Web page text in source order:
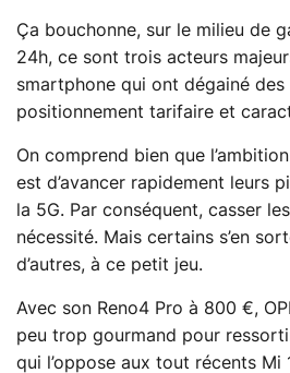
Ça bouchonne, sur le milieu de
24h, ce sont trois acteurs
smartphone qui ont dégainé des
positionnement tarifaire et
On comprend bien que
est d’avancer rapidement leurs
la 5G. Par conséquent, casser
nécessité. Mais certains s’en
d’autres, à ce petit jeu.
Avec son Reno4 Pro à 800 €,
peu trop gourmand pour
qui l’oppose aux tout récents Mi